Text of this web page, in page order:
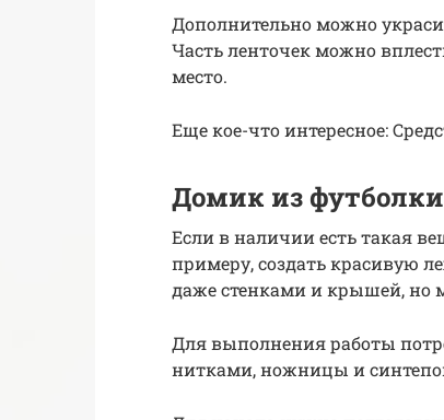
Дополнительно можно
Часть ленточек можно
место.
Еще кое-что интересное:
Домик из
Если в наличии есть такая
примеру, создать красивую
даже стенками и крышей, но
Для выполнения работы
нитками, ножницы и